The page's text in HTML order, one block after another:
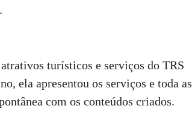
turísticos e serviços do TRS
ela apresentou os serviços e toda as
com os conteúdos criados.